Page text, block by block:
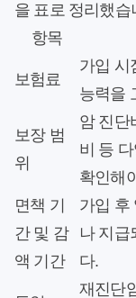
을 표로 정리했습
항목
보험료
가입 시
능력을
보장 범
위
암 진단
비 등
확인해
면책 기
간 및 감
액 기간
가입 후
나 지급
다.
재진단